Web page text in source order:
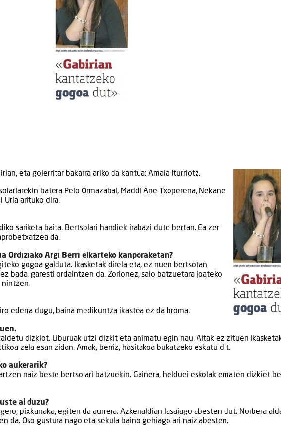
eta goierritar bakarra ariko da kantua: Amaia Iturriotz.
batera Peio Ormazabal, Maddi Ane Txoperena, Nekane
Uria arituko dira.
sariketa baita. Bertsolari handiek irabazi dute bertan. Ea zer
da.
Ordiziako Argi Berri elkarteko kanporaketan?
gogoa galduta. Ikasketak direla eta, ez nuen bertsotan
bada, garesti ordaintzen da. Zorionez, saio batzuetara joateko
nintzen.
ederra dugu, baina medikuntza ikastea ez da broma.
dizkiot. Liburuak utzi dizkit eta animatu egin nau. Aitak ez zituen
zela esan zidan. Amak, berriz, hasitakoa bukatzeko eskatu dit.
aukerarik?
naiz beste bertsolari batzuekin. Gainera, helduei eskolak ematen dizkiet
al duzu?
pixkanaka, egiten da aurrera. Azkenaldian lasaiago abesten dut. Norbera
da. Oso gustura nago eta sekula baino gehiago ari naiz abesten.